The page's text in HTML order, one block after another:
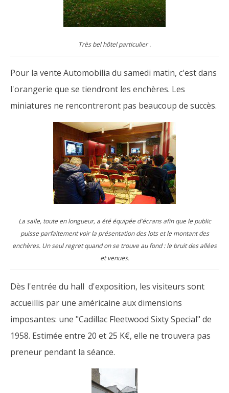
Très bel hôtel particulier .
Pour la vente Automobilia du samedi matin, c'est dans
l'orangerie que se tiendront les enchères. Les
miniatures ne rencontreront pas beaucoup de succès.
La salle, toute en longueur, a été équipée d'écrans afin que le public
puisse parfaitement voir la présentation des lots et le montant des
enchères. Un seul regret quand on se trouve au fond : le bruit des allées
et venues.
Dès l'entrée du hall d'exposition, les visiteurs sont
accueillis par une américaine aux dimensions
imposantes: une "Cadillac Fleetwood Sixty Special" de
1958. Estimée entre 20 et 25 K€, elle ne trouvera pas
preneur pendant la séance.